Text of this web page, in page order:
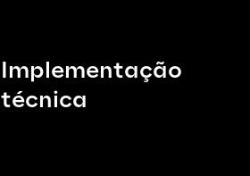
Implementação
técnica